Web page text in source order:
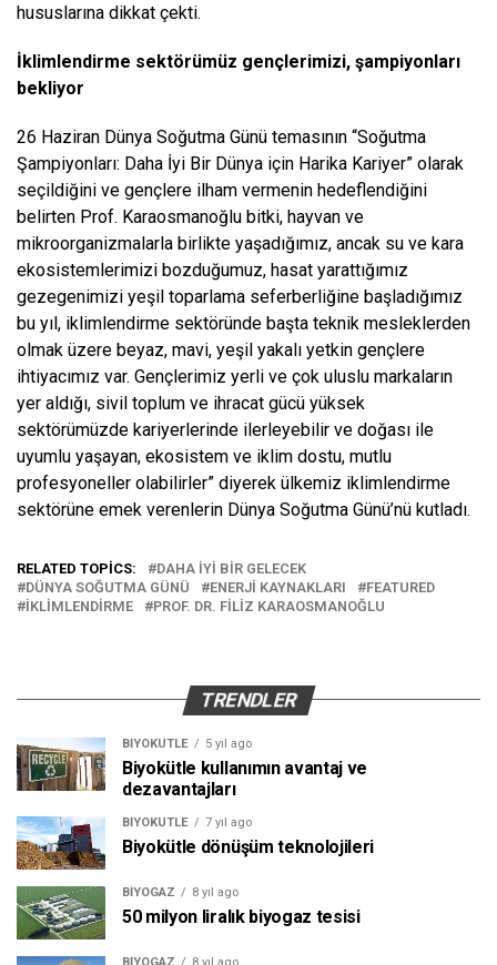
hususlarına dikkat çekti.
İklimlendirme sektörümüz gençlerimizi, şampiyonları
bekliyor
26 Haziran Dünya Soğutma Günü temasının “Soğutma
Şampiyonları: Daha İyi Bir Dünya için Harika Kariyer” olarak
seçildiğini ve gençlere ilham vermenin hedeflendiğini
belirten Prof. Karaosmanoğlu bitki, hayvan ve
mikroorganizmalarla birlikte yaşadığımız, ancak su ve kara
ekosistemlerimizi bozduğumuz, hasat yarattığımız
gezegenimizi yeşil toparlama seferberliğine başladığımız
bu yıl, iklimlendirme sektöründe başta teknik mesleklerden
olmak üzere beyaz, mavi, yeşil yakalı yetkin gençlere
ihtiyacımız var. Gençlerimiz yerli ve çok uluslu markaların
yer aldığı, sivil toplum ve ihracat gücü yüksek
sektörümüzde kariyerlerinde ilerleyebilir ve doğası ile
uyumlu yaşayan, ekosistem ve iklim dostu, mutlu
profesyoneller olabilirler” diyerek ülkemiz iklimlendirme
sektörüne emek verenlerin Dünya Soğutma Günü’nü kutladı.
RELATED TOPICS:
DAHA IYI BIR GELECEK
DÜNYA SOĞUTMA GÜNÜ
ENERJI KAYNAKLARI
FEATURED
İKLIMLENDIRME
PROF. DR. FILIZ KARAOSMANOĞLU
TRENDLER
BIYOKÜTLE 5 yıl ago
Biyokütle kullanımın avantaj ve
dezavantajları
BIYOKÜTLE 7 yıl ago
Biyokütle dönüşüm teknolojileri
BIYOGAZ 8 yıl ago
50 milyon liralık biyogaz tesisi
BIYOGAZ 8 yıl ago